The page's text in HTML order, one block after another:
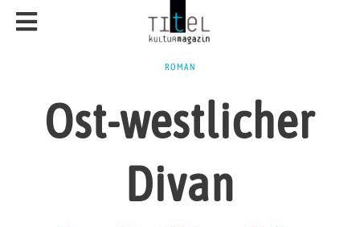
ROMAN
Ost-westlicher
Divan